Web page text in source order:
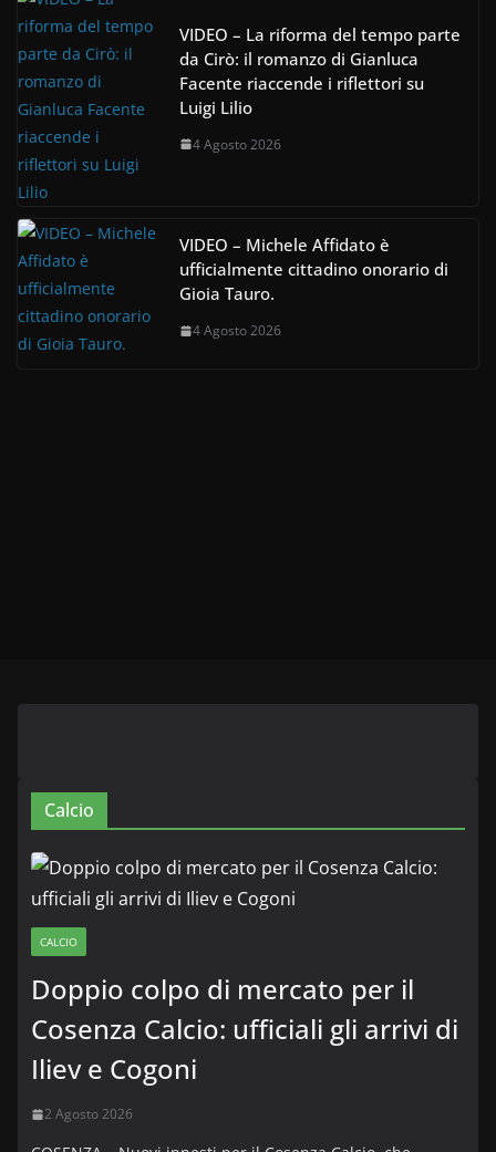
VIDEO – La riforma del tempo parte
da Cirò: il romanzo di Gianluca
Facente riaccende i riflettori su
Luigi Lilio
4 Agosto 2026
VIDEO – Michele Affidato è
ufficialmente cittadino onorario di
Gioia Tauro.
4 Agosto 2026
Calcio
CALCIO
Doppio colpo di mercato per il
Cosenza Calcio: ufficiali gli arrivi di
Iliev e Cogoni
2 Agosto 2026